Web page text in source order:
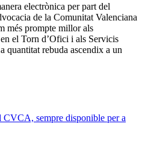
electrònica per part del
de la Comunitat Valenciana
més prompte millor als
el Torn d’Ofici i als Servicis
quantitat rebuda ascendix a un
sempre disponible per a